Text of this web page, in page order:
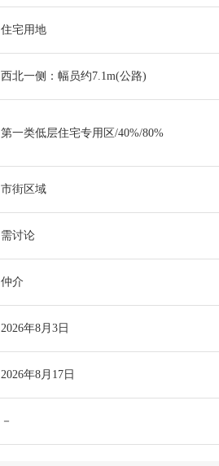
住宅用地
西北一侧：幅员约7.1m(公路)
第一类低层住宅专用区/40%/80%
市街区域
需讨论
仲介
2026年8月3日
2026年8月17日
－